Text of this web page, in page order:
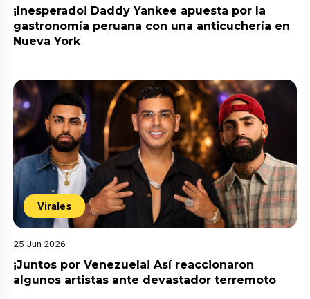
¡Inesperado! Daddy Yankee apuesta por la
gastronomía peruana con una anticuchería en
Nueva York
Virales
25 Jun 2026
¡Juntos por Venezuela! Así reaccionaron
algunos artistas ante devastador terremoto